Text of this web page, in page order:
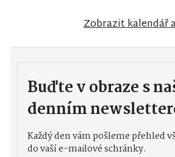
Zobrazit kalendář
Buďte v obraze s
denním
Každý den vám pošleme přehled
do vaší e-mailové schránky.